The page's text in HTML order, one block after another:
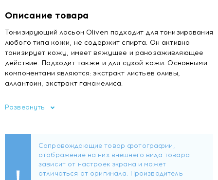
Описание товара
Тонизирующий лосьон Oliven подходит для тонизирования
любого типа кожи, не содержит спирта. Он активно
тонизирует кожу, имеет вяжущее и ранозаживляющее
действие. Подходит также и для сухой кожи. Основными
компонентами являются: экстракт листьев оливы,
аллантоин, экстракт гамамелиса.
Способ применения:
для всех типов кожи. 14+.
Aqua, Propylene Glycol, Glycerin, Panthenol, PEG-
6 Caprylic/Capric Glycerides, Allantoin, Parfum, Olea
Развернуть